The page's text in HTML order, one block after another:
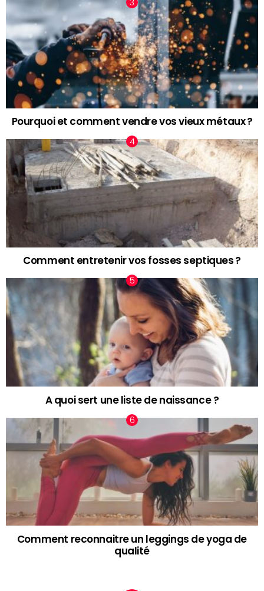
Pourquoi et comment vendre vos vieux métaux ?
Comment entretenir vos fosses septiques ?
A quoi sert une liste de naissance ?
Comment reconnaitre un leggings de yoga de
qualité